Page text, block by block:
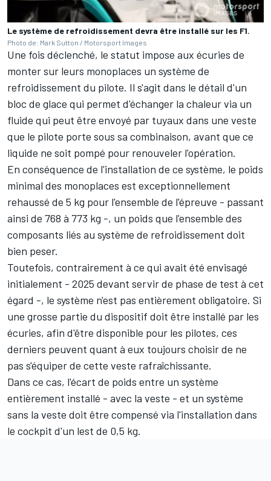
Le système de refroidissement devra être installé sur les F1.
Photo de: Mark Sutton / Motorsport Images
Une fois déclenché, le statut impose aux écuries de
monter sur leurs monoplaces un système de
refroidissement du pilote. Il s'agit dans le détail d'un
bloc de glace qui permet d'échanger la chaleur via un
fluide qui peut être envoyé par tuyaux dans une veste
que le pilote porte sous sa combinaison, avant que ce
liquide ne soit pompé pour renouveler l'opération.
En conséquence de l'installation de ce système, le poids
minimal des monoplaces est exceptionnellement
rehaussé de 5 kg pour l'ensemble de l'épreuve - passant
ainsi de 768 à 773 kg -, un poids que l'ensemble des
composants liés au système de refroidissement doit
bien peser.
Toutefois, contrairement à ce qui avait été envisagé
initialement - 2025 devant servir de phase de test à cet
égard -, le système n'est pas entièrement obligatoire. Si
une grosse partie du dispositif doit être installé par les
écuries, afin d'être disponible pour les pilotes, ces
derniers peuvent quant à eux toujours choisir de ne
pas s'équiper de cette veste rafraîchissante.
Dans ce cas, l'écart de poids entre un système
entièrement installé - avec la veste - et un système
sans la veste doit être compensé via l'installation dans
le cockpit d'un lest de 0,5 kg.